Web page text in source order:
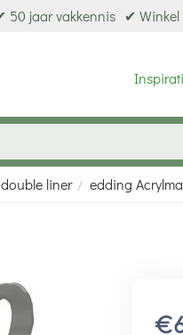
50 jaar vakkennis ✔ Winkel
liner / edding
€